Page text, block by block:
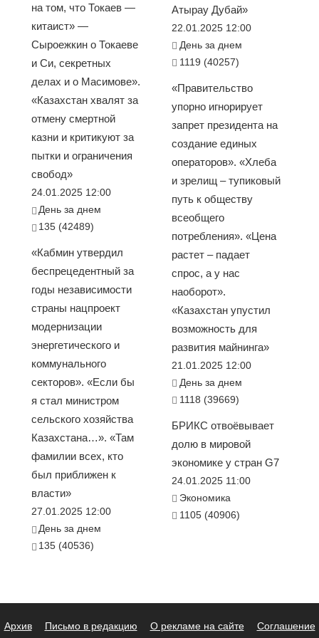
на том, что Токаев —
китаист» —
Сыроежкин о Токаеве
и Си, секретных
делах и о Масимове».
«Казахстан хвалят за
отмену смертной
казни и критикуют за
пытки и ограничения
свобод»
24.01.2025 12:00
День за днем
135 (42489)
«Кабмин утвердил
беспрецедентный за
годы независимости
страны нацпроект
модернизации
энергетического и
коммунального
секторов». «Если бы
я стал министром
сельского хозяйства
Казахстана…». «Там
фамилии всех, кто
был приближен к
власти»
27.01.2025 12:00
День за днем
135 (40536)
Атырау Дубай»
22.01.2025 12:00
День за днем
1119 (40257)
«Правительство
упорно игнорирует
запрет президента на
создание единых
операторов». «Хлеба
и зрелищ – тупиковый
путь к обществу
всеобщего
потребления». «Цена
растет – падает
спрос, а у нас
наоборот».
«Казахстан упустил
возможность для
развития майнинга»
21.01.2025 12:00
День за днем
1118 (39669)
БРИКС отвоёвывает
долю в мировой
экономике у стран G7
24.01.2025 11:00
Экономика
1105 (40906)
Архив Письмо в редакцию О рекламе на сайте
Соглашение